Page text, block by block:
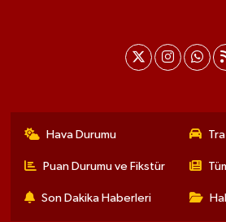
Hava Durumu
Puan Durumu ve Fikstür
Son Dakika Haberleri